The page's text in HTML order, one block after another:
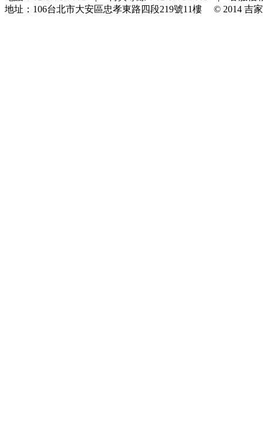
地址： 106台北市大安區忠孝東路四段219號11樓 © 2014 吉